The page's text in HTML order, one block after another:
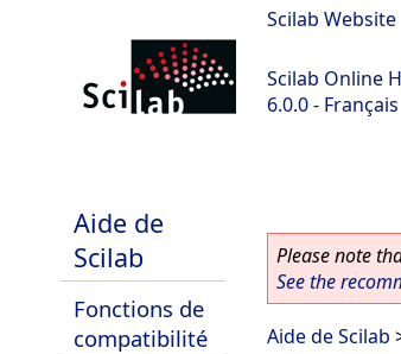
Scilab Website
Scilab Online
6.0.0 - Français
Aide de
Scilab
Fonctions de
compatibilité
Please note
See the
Aide de Scilab